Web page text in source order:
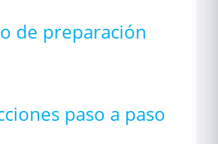
de preparación
paso a paso